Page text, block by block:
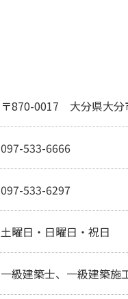
〒870-0017 大分県大
097-533-6666
097-533-6297
土曜日・日曜日・祝日
一級建築士、一級建築施